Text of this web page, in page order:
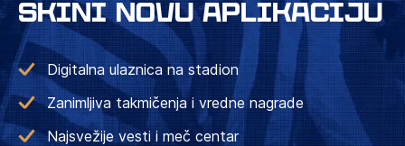
SKINI NOVU APLIKACIJU
Digitalna ulaznica na stadion
Zanimljiva takmičenja i vredne nagrade
Najsvežije vesti i meč centar